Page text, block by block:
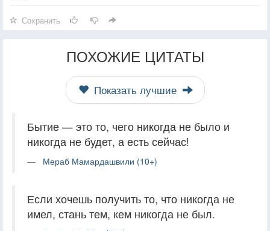
Сохранить
ПОХОЖИЕ ЦИТАТЫ
Показать лучшие
Бытие — это то, чего никогда не было и
никогда не будет, а есть сейчас!
Мераб Мамардашвили (10+)
Если хочешь получить то, что никогда не
имел, стань тем, кем никогда не был.